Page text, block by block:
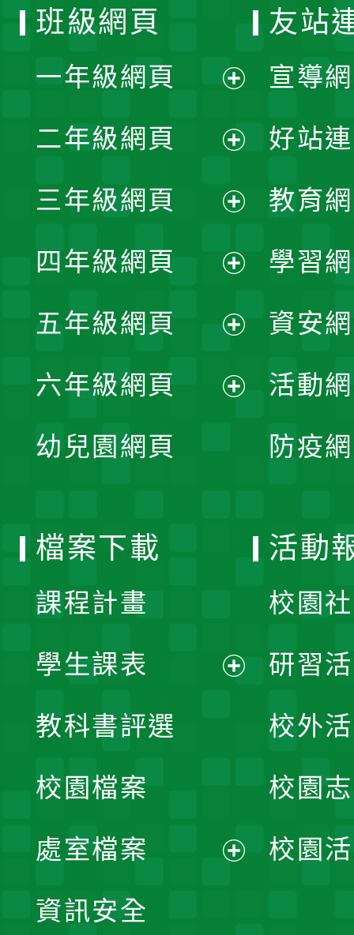
班級網頁
一年級網頁
開
選
單
二年級網頁
開
選
單
三年級網頁
開
選
單
四年級網頁
開
選
五年級網頁
開
六年級網頁
幼兒園網頁
友站
宣導
好站
教育
學習
資安
活動
防疫
檔案下載
課程計畫
學生課表
單
教科書評選
校園檔案
處室檔案
資訊安全
活動
校園
研習
校外
校園
校園